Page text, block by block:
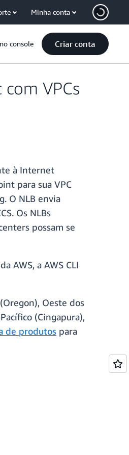
Minha conta
console Criar conta
VPCs
à Internet
para sua VPC
O NLB envia
Os NLBs
possam se
AWS, a AWS CLI
Oeste dos
(Cingapura),
de produtos para